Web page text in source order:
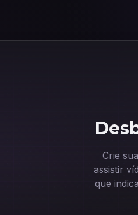
Crie
assistir
que